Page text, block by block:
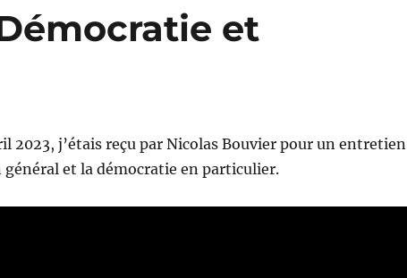
et
2023, j’étais reçu par Nicolas Bouvier pour un entretien
général et la démocratie en particulier.